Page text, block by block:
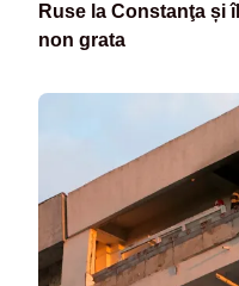
Ruse la Constanţa și
non grata